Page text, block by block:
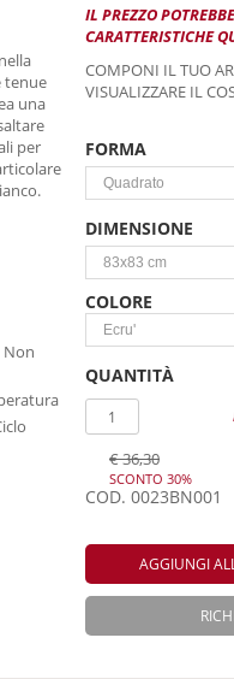
tenue
una
per
Non
IL PREZZO
CARATTERISTICHE
COMPONI IL TUO
VISUALIZZARE IL
FORMA
DIMENSIONE
COLORE
QUANTITÀ
€ 36,30
SCONTO 30%
COD. 0023BN001
AGGIUNGI